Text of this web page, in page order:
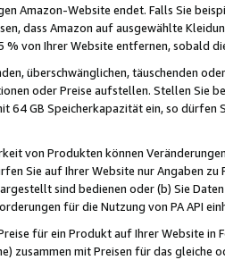
Amazon-Website endet. Falls Sie
dass Amazon auf ausgewählte
% von Ihrer Website entfernen, sobald
überschwänglichen, täuschenden
oder Preise aufstellen. Stellen Sie
64 GB Speicherkapazität ein, so dürfen
von Produkten können
Sie auf Ihrer Website nur Angaben
sind bedienen oder (b) Sie
für die Nutzung von PA API
für ein Produkt auf Ihrer Website
zusammen mit Preisen für das